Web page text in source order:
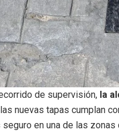
de supervisión, la
nuevas tapas cumplan
en una de las